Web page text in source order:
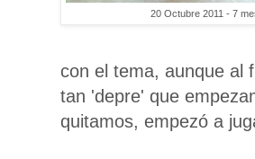
20 Octubre 2011 - 7
con el tema, aunque al
tan 'depre' que
quitamos, empezó a